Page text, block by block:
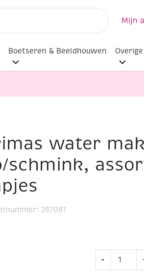
Mijn
Boetseren & Beeldhouwen
6 napjes
water
schmink,
-
287081